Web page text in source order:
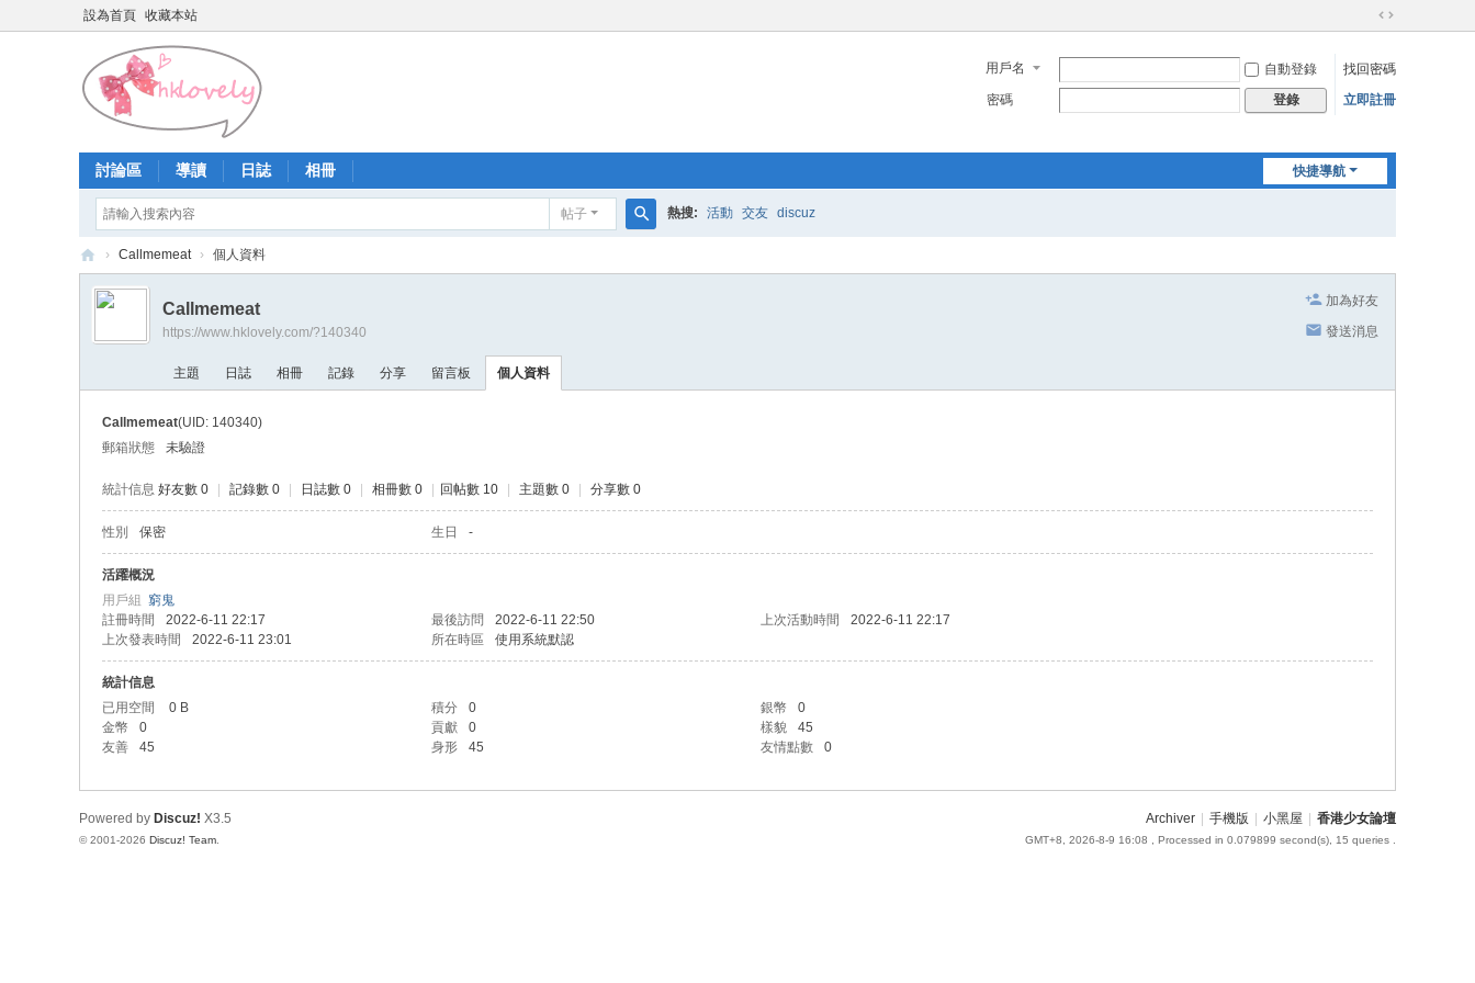
設為首頁 收藏本站
切
到
寬
用戶名 自動登錄
找回密碼
密碼
登錄 立即註冊
快捷導航
討論區 導讀 日誌 相冊
帖子
索
熱搜: 活動 交友 discuz
香
少
› Callmemeat › 個人資料
加為好友
發送消息
Callmemeat
https://www.hklovely.com/?140340
主題 日誌 相冊 記錄 分享 留言板 個人資料
Callmemeat(UID: 140340)
郵箱狀態
未驗證
統計信息 好友數 0 記錄數 0 日誌數 0 相冊數 0 回帖數 10 主題數 0 分享數 0
性別 保密 生日 -
活躍概況
用戶組 窮鬼
註冊時間
2022-6-11 22:17 最後訪問 2022-6-11 22:50 上次活動時間
2022-6-11 22:17
上次發表時間
2022-6-11 23:01 所在時區 使用系統默認
統計信息
已用空間
0 B 積分 0 銀幣
0
金幣
0 貢獻 0 樣貌
45
友善
45 身形 45 友情點數 0
Archiver 手機版 小黑屋 香港少女論壇
GMT+8, 2026-8-9 16:08 , Processed in 0.079899 second(s), 15 queries .
Powered by Discuz! X3.5
© 2001-2026 Discuz! Team